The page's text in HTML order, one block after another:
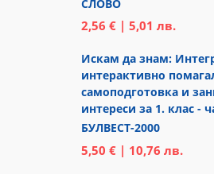
СЛОВО
2,56 € | 5,01 лв.
Искам да знам:
интерактивно
самоподготовка и
интереси за 1. клас -
БУЛВЕСТ-2000
5,50 € | 10,76 лв.